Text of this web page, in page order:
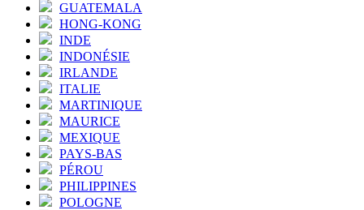
GUATEMALA
HONG-KONG
INDE
INDONÉSIE
IRLANDE
ITALIE
MARTINIQUE
MAURICE
MEXIQUE
PAYS-BAS
PÉROU
PHILIPPINES
POLOGNE